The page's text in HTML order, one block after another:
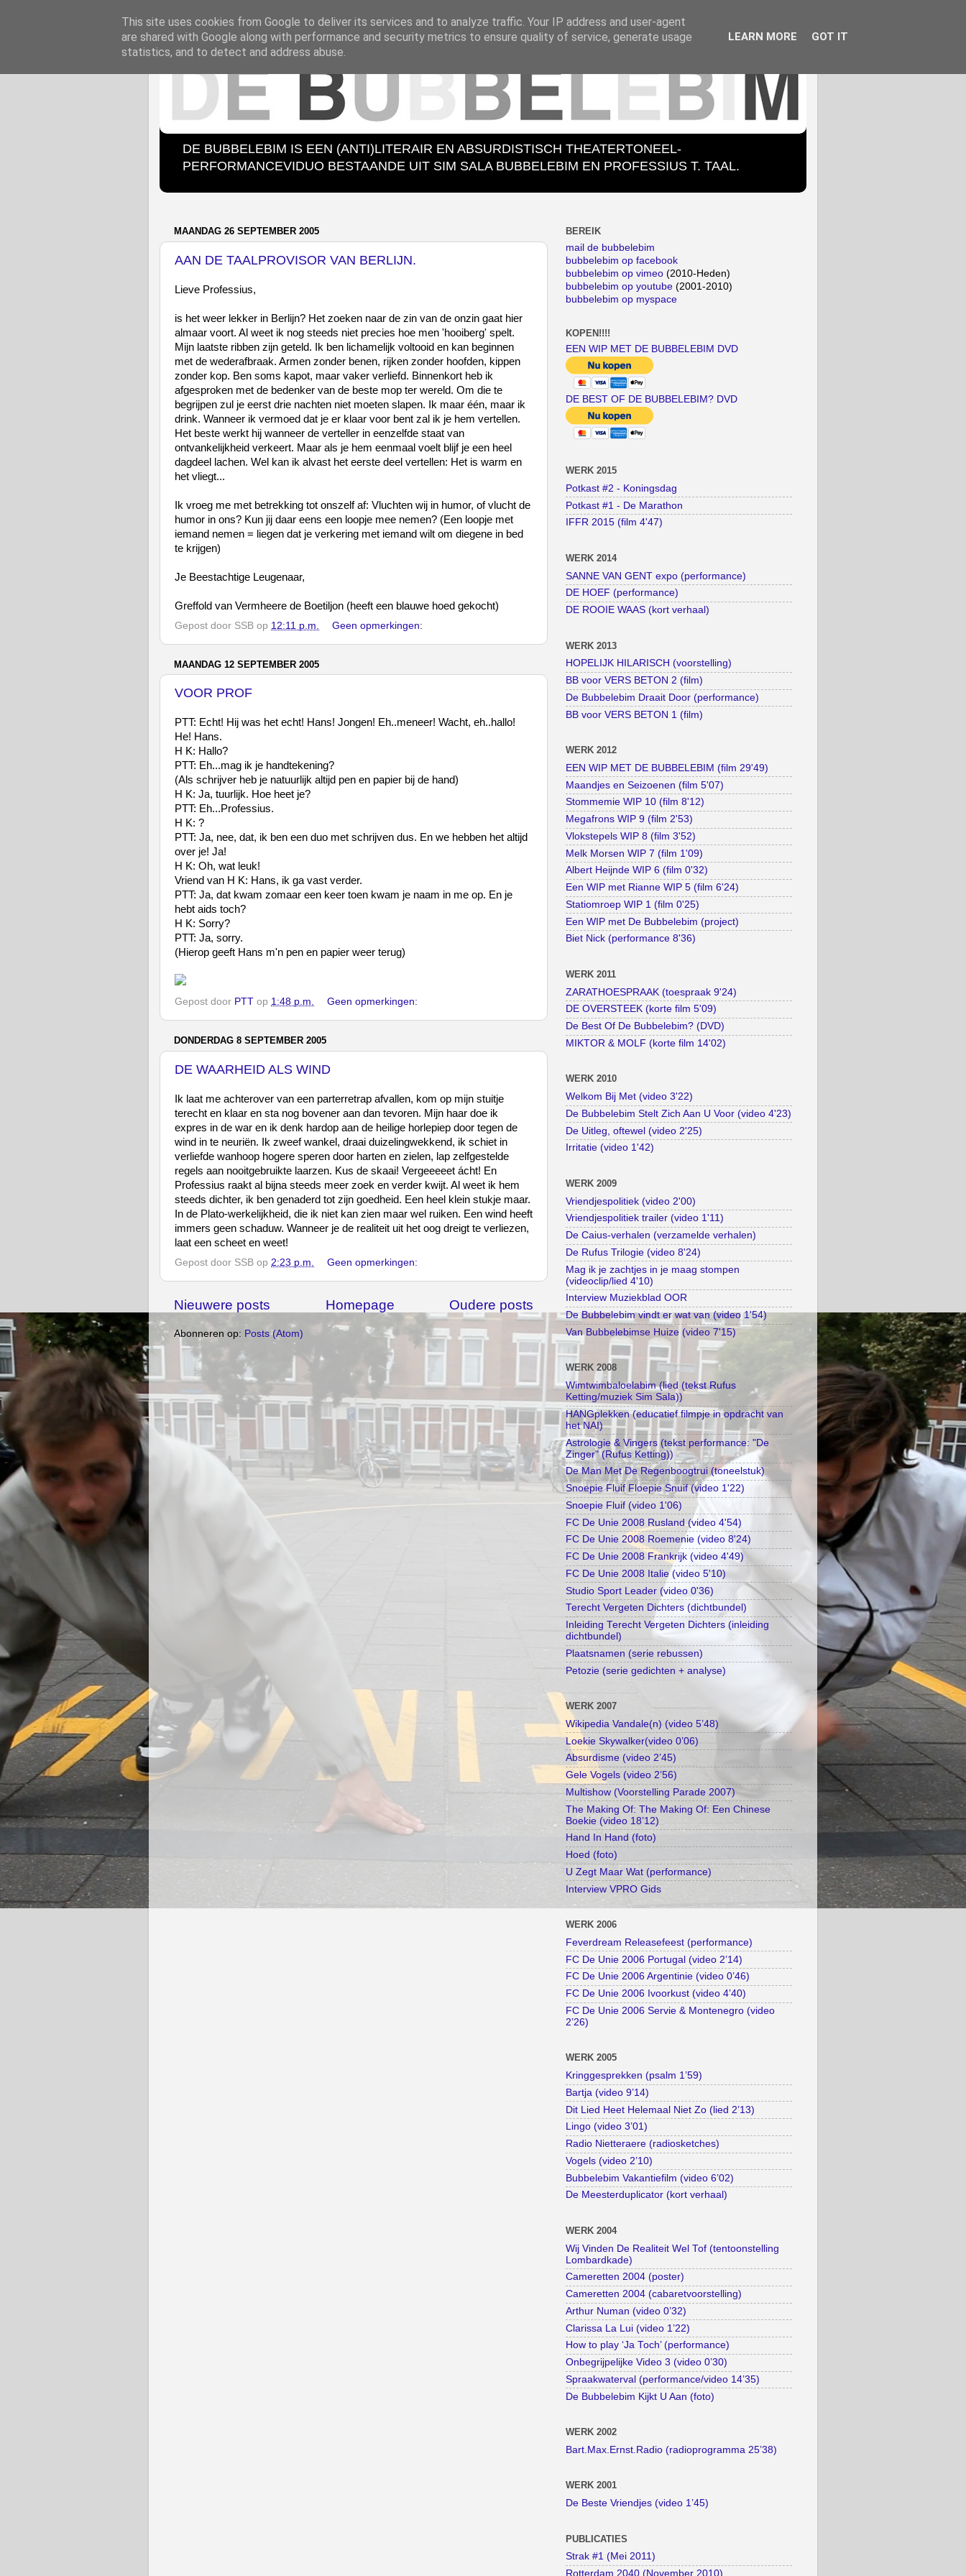
DE BUBBELEBIM IS EEN (ANTI)LITERAIR EN ABSURDISTISCH THEATERTONEEL-
PERFORMANCEVIDUO BESTAANDE UIT SIM SALA BUBBELEBIM EN PROFESSIUS T. TAAL.
MAANDAG 26 SEPTEMBER 2005
AAN DE TAALPROVISOR VAN BERLIJN.
Lieve Professius,
is het weer lekker in Berlijn? Het zoeken naar de zin van de onzin gaat hier
almaar voort. Al weet ik nog steeds niet precies hoe men 'hooiberg' spelt.
Mijn laatste ribben zijn geteld. Ik ben lichamelijk voltooid en kan beginnen
met de wederafbraak. Armen zonder benen, rijken zonder hoofden, kippen
zonder kop. Ben soms kapot, maar vaker verliefd. Binnenkort heb ik
afgesproken met de bedenker van de beste mop ter wereld. Om die te
begrijpen zul je eerst drie nachten niet moeten slapen. Ik maar één, maar ik
drink. Wanneer ik vermoed dat je er klaar voor bent zal ik je hem vertellen.
Het beste werkt hij wanneer de verteller in eenzelfde staat van
ontvankelijkheid verkeert. Maar als je hem eenmaal voelt blijf je een heel
dagdeel lachen. Wel kan ik alvast het eerste deel vertellen: Het is warm en
het vliegt...
Ik vroeg me met betrekking tot onszelf af: Vluchten wij in humor, of vlucht de
humor in ons? Kun jij daar eens een loopje mee nemen? (Een loopje met
iemand nemen = liegen dat je verkering met iemand wilt om diegene in bed
te krijgen)
Je Beestachtige Leugenaar,
Greffold van Vermheere de Boetiljon (heeft een blauwe hoed gekocht)
Gepost door SSB op 12:11 p.m. Geen opmerkingen:
MAANDAG 12 SEPTEMBER 2005
VOOR PROF
PTT: Echt! Hij was het echt! Hans! Jongen! Eh..meneer! Wacht, eh..hallo!
He! Hans.
H K: Hallo?
PTT: Eh...mag ik je handtekening?
(Als schrijver heb je natuurlijk altijd pen en papier bij de hand)
H K: Ja, tuurlijk. Hoe heet je?
PTT: Eh...Professius.
H K: ?
PTT: Ja, nee, dat, ik ben een duo met schrijven dus. En we hebben het altijd
over je! Ja!
H K: Oh, wat leuk!
Vriend van H K: Hans, ik ga vast verder.
PTT: Ja, dat kwam zomaar een keer toen kwam je naam in me op. En je
hebt aids toch?
H K: Sorry?
PTT: Ja, sorry.
(Hierop geeft Hans m'n pen en papier weer terug)
Gepost door PTT op 1:48 p.m. Geen opmerkingen:
DONDERDAG 8 SEPTEMBER 2005
DE WAARHEID ALS WIND
Ik laat me achterover van een parterretrap afvallen, kom op mijn stuitje
terecht en klaar en sta nog bovener aan dan tevoren. Mijn haar doe ik
expres in de war en ik denk hardop aan de heilige horlepiep door tegen de
wind in te neuriën. Ik zweef wankel, draai duizelingwekkend, ik schiet in
verliefde wanhoop hogere speren door harten en zielen, lap zelfgestelde
regels aan nooitgebruikte laarzen. Kus de skaai! Vergeeeeet ácht! En
Professius raakt al bijna steeds meer zoek en verder kwijt. Al weet ik hem
steeds dichter, ik ben genaderd tot zijn goedheid. Een heel klein stukje maar.
In de Plato-werkelijkheid, die ik niet kan zien maar wel ruiken. Een wind heeft
immers geen schaduw. Wanneer je de realiteit uit het oog dreigt te verliezen,
laat een scheet en weet!
Gepost door SSB op 2:23 p.m. Geen opmerkingen:
Nieuwere posts Oudere posts
Homepage
Abonneren op: Posts (Atom)
BEREIK
mail de bubbelebim
bubbelebim op facebook
bubbelebim op vimeo (2010-Heden)
bubbelebim op youtube (2001-2010)
bubbelebim op myspace
KOPEN!!!!
EEN WIP MET DE BUBBELEBIM DVD
DE BEST OF DE BUBBELEBIM? DVD
WERK 2015
Potkast #2 - Koningsdag
Potkast #1 - De Marathon
IFFR 2015 (film 4'47)
WERK 2014
SANNE VAN GENT expo (performance)
DE HOEF (performance)
DE ROOIE WAAS (kort verhaal)
WERK 2013
HOPELIJK HILARISCH (voorstelling)
BB voor VERS BETON 2 (film)
De Bubbelebim Draait Door (performance)
BB voor VERS BETON 1 (film)
WERK 2012
EEN WIP MET DE BUBBELEBIM (film 29'49)
Maandjes en Seizoenen (film 5'07)
Stommemie WIP 10 (film 8'12)
Megafrons WIP 9 (film 2'53)
Vlokstepels WIP 8 (film 3'52)
Melk Morsen WIP 7 (film 1'09)
Albert Heijnde WIP 6 (film 0'32)
Een WIP met Rianne WIP 5 (film 6'24)
Statiomroep WIP 1 (film 0'25)
Een WIP met De Bubbelebim (project)
Biet Nick (performance 8'36)
WERK 2011
ZARATHOESPRAAK (toespraak 9'24)
DE OVERSTEEK (korte film 5'09)
De Best Of De Bubbelebim? (DVD)
MIKTOR & MOLF (korte film 14'02)
WERK 2010
Welkom Bij Met (video 3'22)
De Bubbelebim Stelt Zich Aan U Voor (video 4'23)
De Uitleg, oftewel (video 2'25)
Irritatie (video 1'42)
WERK 2009
Vriendjespolitiek (video 2'00)
Vriendjespolitiek trailer (video 1'11)
De Caius-verhalen (verzamelde verhalen)
De Rufus Trilogie (video 8'24)
Mag ik je zachtjes in je maag stompen
(videoclip/lied 4'10)
Interview Muziekblad OOR
De Bubbelebim vindt er wat van (video 1'54)
Van Bubbelebimse Huize (video 7'15)
WERK 2008
Wimtwimbaloelabim (lied (tekst Rufus
Ketting/muziek Sim Sala))
HANGplekken (educatief filmpje in opdracht van
het NAI)
Astrologie & Vingers (tekst performance: "De
Zinger" (Rufus Ketting))
De Man Met De Regenboogtrui (toneelstuk)
Snoepie Fluif Floepie Snuif (video 1'22)
Snoepie Fluif (video 1'06)
FC De Unie 2008 Rusland (video 4'54)
FC De Unie 2008 Roemenie (video 8'24)
FC De Unie 2008 Frankrijk (video 4'49)
FC De Unie 2008 Italie (video 5'10)
Studio Sport Leader (video 0'36)
Terecht Vergeten Dichters (dichtbundel)
Inleiding Terecht Vergeten Dichters (inleiding
dichtbundel)
Plaatsnamen (serie rebussen)
Petozie (serie gedichten + analyse)
WERK 2007
Wikipedia Vandale(n) (video 5’48)
Loekie Skywalker(video 0’06)
Absurdisme (video 2’45)
Gele Vogels (video 2’56)
Multishow (Voorstelling Parade 2007)
The Making Of: The Making Of: Een Chinese
Boekie (video 18’12)
Hand In Hand (foto)
Hoed (foto)
U Zegt Maar Wat (performance)
Interview VPRO Gids
WERK 2006
Feverdream Releasefeest (performance)
FC De Unie 2006 Portugal (video 2’14)
FC De Unie 2006 Argentinie (video 0’46)
FC De Unie 2006 Ivoorkust (video 4’40)
FC De Unie 2006 Servie & Montenegro (video
2’26)
WERK 2005
Kringgesprekken (psalm 1’59)
Bartja (video 9’14)
Dit Lied Heet Helemaal Niet Zo (lied 2’13)
Lingo (video 3’01)
Radio Nietteraere (radiosketches)
Vogels (video 2’10)
Bubbelebim Vakantiefilm (video 6’02)
De Meesterduplicator (kort verhaal)
WERK 2004
Wij Vinden De Realiteit Wel Tof (tentoonstelling
Lombardkade)
Cameretten 2004 (poster)
Cameretten 2004 (cabaretvoorstelling)
Arthur Numan (video 0’32)
Clarissa La Lui (video 1’22)
How to play ‘Ja Toch’ (performance)
Onbegrijpelijke Video 3 (video 0’30)
Spraakwaterval (performance/video 14’35)
De Bubbelebim Kijkt U Aan (foto)
WERK 2002
Bart.Max.Ernst.Radio (radioprogramma 25’38)
WERK 2001
De Beste Vriendjes (video 1’45)
PUBLICATIES
Strak #1 (Mei 2011)
Rotterdam 2040 (November 2010)
This site uses cookies from Google to deliver its services and to analyze traffic. Your IP address and user-agent
are shared with Google along with performance and security metrics to ensure quality of service, generate usage
statistics, and to detect and address abuse.
LEARN MORE GOT IT